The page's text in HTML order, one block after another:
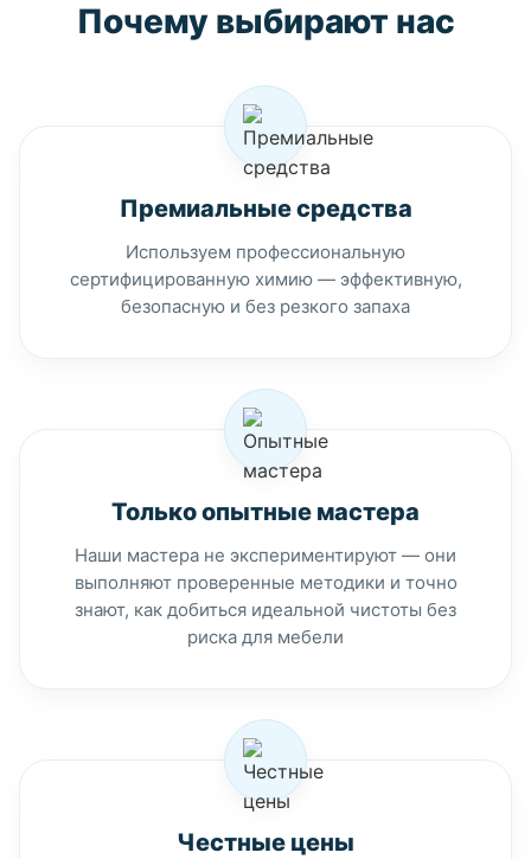
Почему выбирают нас
Премиальные средства
Используем профессиональную
сертифицированную химию — эффективную,
безопасную и без резкого запаха
Только опытные мастера
Наши мастера не экспериментируют — они
выполняют проверенные методики и точно
знают, как добиться идеальной чистоты без
риска для мебели
Честные цены